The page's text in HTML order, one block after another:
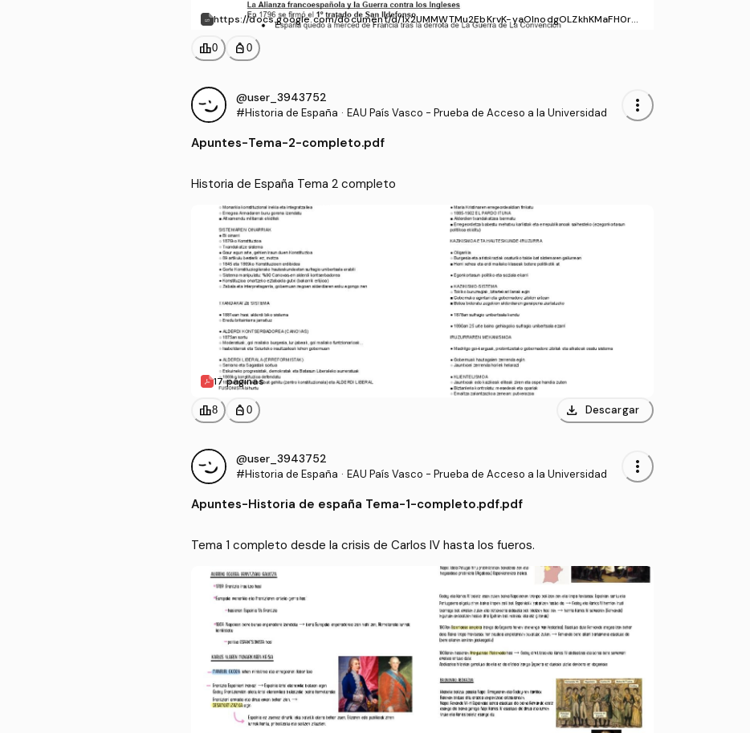
https://docs.google.com/document/d/1x2UMMWTMu2EbKrvK-yaOlnodgOLZkhKMaFH0rXL
JK5s/edit?usp=drive_link
leaderboard0 personal_bag 0
@user_3943752
#Historia de España · EAU País Vasco - Prueba de Acceso a la Universidad more_vert
Apuntes-Tema-2-completo.pdf
Historia de España Tema 2 completo
17 páginas
leaderboard8 personal_bag 0 download Descargar
@user_3943752
#Historia de España · EAU País Vasco - Prueba de Acceso a la Universidad more_vert
Apuntes-Historia de españa Tema-1-completo.pdf.pdf